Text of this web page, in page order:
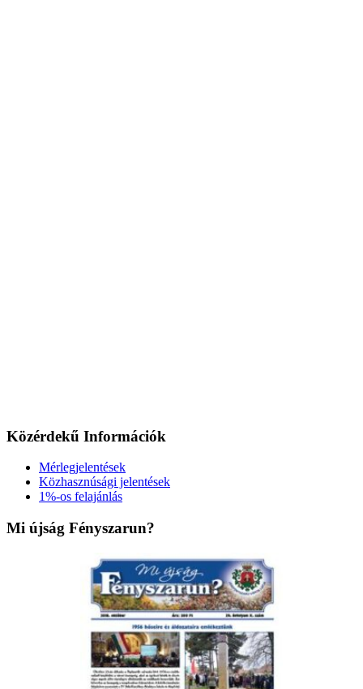
Közérdekű Információk
Mérlegjelentések
Közhasznúsági jelentések
1%-os felajánlás
Mi újság Fényszarun?